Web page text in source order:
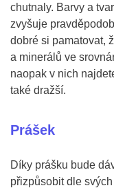
chutnaly. Barvy a
zvyšuje
dobré si pamatovat,
a minerálů ve
naopak v nich
také dražší.
Prášek
Díky prášku bude
přizpůsobit dle